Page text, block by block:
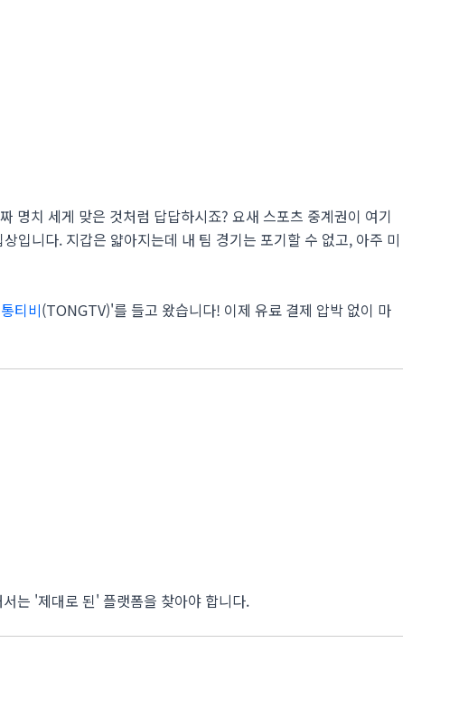
명치 세게 맞은 것처럼 답답하시죠? 요새 스포츠 중계권이 여기
입니다. 지갑은 얇아지는데 내 팀 경기는 포기할 수 없고, 아주 미
통티비(TONGTV)'를 들고 왔습니다! 이제 유료 결제 압박 없이 마
는 '제대로 된' 플랫폼을 찾아야 합니다.